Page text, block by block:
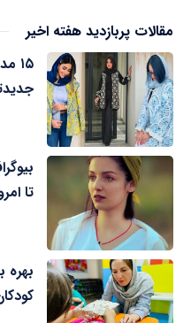
مقالات پربازدید هفته اخیر
تا
بهره